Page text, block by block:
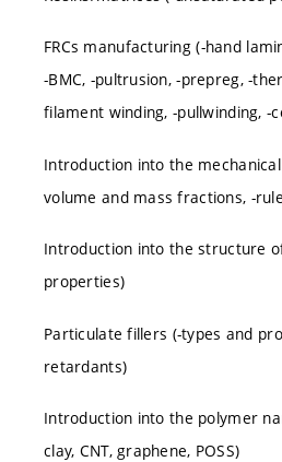
FRCs manufacturing (-hand
-BMC, -pultrusion, -prepreg, -
filament winding, -pullwinding, -
Introduction into the
volume and mass fractions, -
Introduction into the structure
properties)
Particulate fillers (-types and
retardants)
Introduction into the polymer
clay, CNT, graphene, POSS)